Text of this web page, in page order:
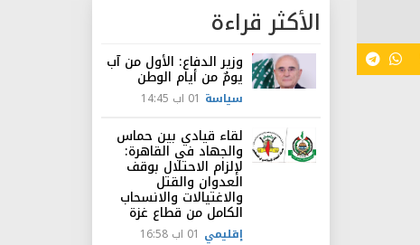
الأكثر قراءة
وزير الدفاع: الأول من آب
يومٌ من أيام الوطن
سياسة 01 اب 14:45
لقاء قيادي بين حماس
والجهاد في القاهرة:
لإلزام الاحتلال بوقف
العدوان والقتل
والاغتيالات والانسحاب
الكامل من قطاع غزة
إقليمي 01 اب 16:58